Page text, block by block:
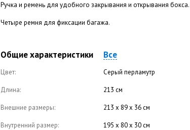
Ручка и ремень для удобного закрывания и открывания бокса.
Четыре ремня для фиксации багажа.
Общие характеристики Все
Цвет: Серый перламутр
Длина: 213 см
Внешние размеры: 213 х 89 х 36 см
Внутренний размер: 195 х 80 х 30 см